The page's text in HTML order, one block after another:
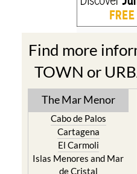
Find more
TOWN or
The Mar Menor
Cabo de Palos
Cartagena
El Carmoli
Islas Menores and Mar
de Cristal